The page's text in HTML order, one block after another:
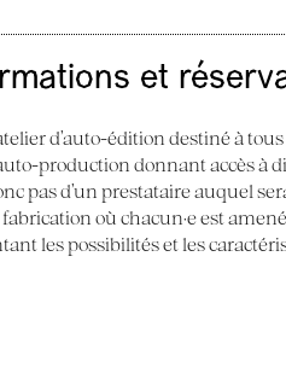
et
d’auto-édition destiné à tous
production donnant accès à
pas d’un prestataire auquel
où chacun·e est
les possibilités et les